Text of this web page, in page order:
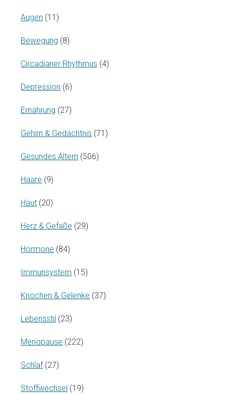
Augen (11)
Bewegung (8)
Circadianer Rhythmus (4)
Depression (6)
Ernährung (27)
Gehirn & Gedächtnis (71)
Gesundes Altern (506)
Haare (9)
Haut (20)
Herz & Gefäße (29)
Hormone (84)
Immunsystem (15)
Knochen & Gelenke (37)
Lebensstil (23)
Menopause (222)
Schlaf (27)
Stoffwechsel (19)